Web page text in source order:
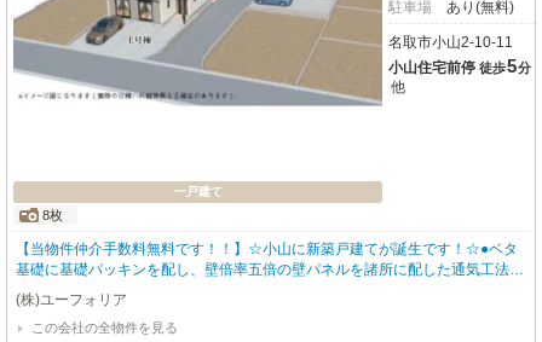
一戸建て
8枚
駐車場
あり(無料)
名取市小山2-10-11
小山住宅前停 徒歩5分
他
【当物件仲介手数料無料です！！】☆小山に新築戸建てが誕生です！☆●ベタ
基礎に基礎パッキンを配し、壁倍率五倍の壁パネルを諸所に配した通気工法で
着工あら完成まで第三者機関による計四回の検査を通過した物件のみ引き渡し
ている為地震に強い家です●住宅性能表示制度最高等級取得（設計住宅性能評
価＋建設住宅性能評価）、長期優良住宅認定物件（耐震、省エネ性等高い）、
(株)ユーフォリア
この会社の全物件を見る